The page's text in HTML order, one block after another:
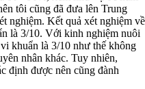
tôi cũng đã đưa lên Trung
nghiệm. Kết quả xét nghiệm về
là 3/10. Với kinh nghiệm nuôi
khuẩn là 3/10 như thế không
nhân khác. Tuy nhiên,
định được nên cũng đành